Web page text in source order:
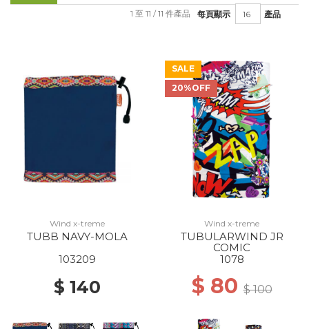
每頁顯示 產品
1 至 11 / 11 件產品
Wind x-treme
TUBB NAVY-MOLA
103209
$ 140
SALE
20%OFF
Wind x-treme
TUBULARWIND JR
COMIC
1078
$ 80$ 100